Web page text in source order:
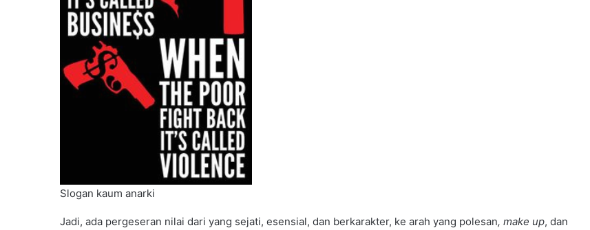
Slogan kaum anarki
Jadi, ada pergeseran nilai dari yang sejati, esensial, dan berkarakter, ke arah yang polesan, make up, dan